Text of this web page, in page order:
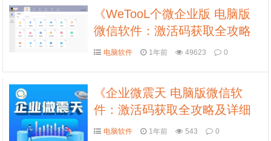
《WeTooL个微企业版 电脑版
微信软件：激活码获取全攻略
及详细使用教程》
电脑软件 1年前 49623 0
《企业微震天 电脑版微信软
件：激活码获取全攻略及详细
使用教程》
电脑软件 1年前 543 0